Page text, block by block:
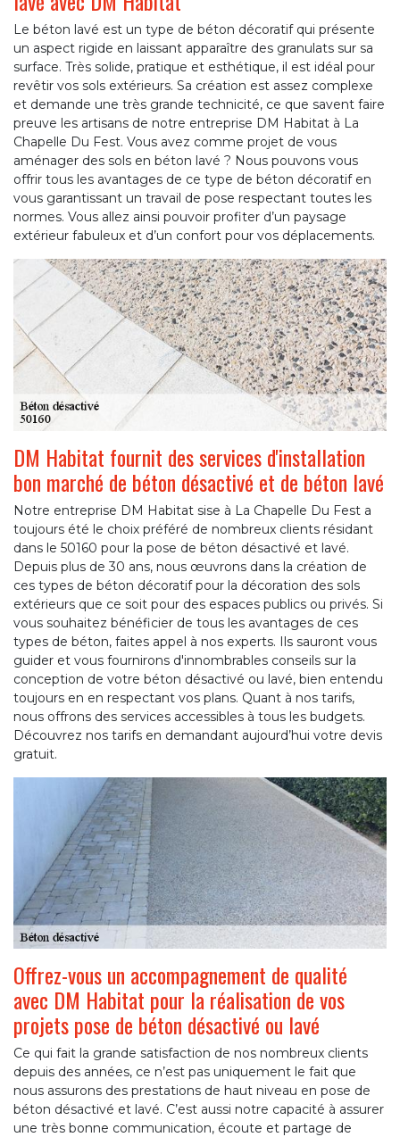
Le béton lavé est un type de béton décoratif qui présente
un aspect rigide en laissant apparaître des granulats sur sa
surface. Très solide, pratique et esthétique, il est idéal pour
revêtir vos sols extérieurs. Sa création est assez complexe
et demande une très grande technicité, ce que savent faire
preuve les artisans de notre entreprise DM Habitat à La
Chapelle Du Fest. Vous avez comme projet de vous
aménager des sols en béton lavé ? Nous pouvons vous
offrir tous les avantages de ce type de béton décoratif en
vous garantissant un travail de pose respectant toutes les
normes. Vous allez ainsi pouvoir profiter d’un paysage
extérieur fabuleux et d’un confort pour vos déplacements.
DM Habitat fournit des services d'installation
bon marché de béton désactivé et de béton lavé
Notre entreprise DM Habitat sise à La Chapelle Du Fest a
toujours été le choix préféré de nombreux clients résidant
dans le 50160 pour la pose de béton désactivé et lavé.
Depuis plus de 30 ans, nous œuvrons dans la création de
ces types de béton décoratif pour la décoration des sols
extérieurs que ce soit pour des espaces publics ou privés. Si
vous souhaitez bénéficier de tous les avantages de ces
types de béton, faites appel à nos experts. Ils sauront vous
guider et vous fournirons d'innombrables conseils sur la
conception de votre béton désactivé ou lavé, bien entendu
toujours en en respectant vos plans. Quant à nos tarifs,
nous offrons des services accessibles à tous les budgets.
Découvrez nos tarifs en demandant aujourd’hui votre devis
gratuit.
Offrez-vous un accompagnement de qualité
avec DM Habitat pour la réalisation de vos
projets pose de béton désactivé ou lavé
Ce qui fait la grande satisfaction de nos nombreux clients
depuis des années, ce n’est pas uniquement le fait que
nous assurons des prestations de haut niveau en pose de
béton désactivé et lavé. C’est aussi notre capacité à assurer
une très bonne communication, écoute et partage de